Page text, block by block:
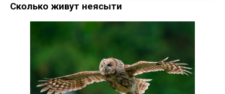
Сколько живут неясыти